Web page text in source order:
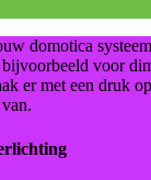
domotica
bijvoorbeeld voor
er met een druk